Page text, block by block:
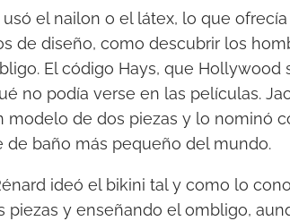
el nailon o el látex, lo que
de diseño, como descubrir los
El código Hays, que Hollywood
no podía verse en las películas.
modelo de dos piezas y lo nominó
de baño más pequeño del mundo.
ideó el bikini tal y como lo
piezas y enseñando el ombligo,